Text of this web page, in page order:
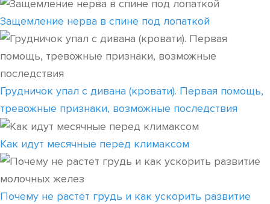
Защемление нерва в спине под лопаткой
Грудничок упал с дивана (кровати). Первая помощь,
тревожные признаки, возможные последствия
Как идут месячные перед климаксом
Почему не растет грудь и как ускорить развитие